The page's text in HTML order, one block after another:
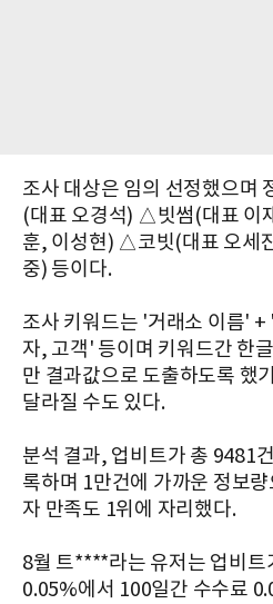
조사 대상은 임의 선정했으며
(대표 오경석) △빗썸(대표 이
훈, 이성현) △코빗(대표 오세
중) 등이다.
조사 키워드는 '거래소 이름'
자, 고객' 등이며 키워드간 한
만 결과값으로 도출하도록 했
달라질 수도 있다.
분석 결과, 업비트가 총 9481
록하며 1만건에 가까운 정보량
자 만족도 1위에 자리했다.
8월 트****라는 유저는 업비트
0.05%에서 100일간 수수료